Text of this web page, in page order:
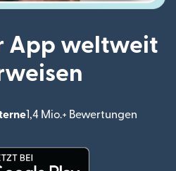
App weltweit
1,4 Mio.+ Bewertungen